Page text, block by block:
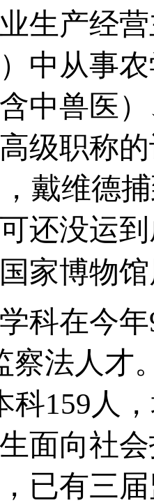
生产经
中从事
中兽医
级职称的
维德捕
还没运
家博物馆
在今年9
察法人才
科159人
面向社
已有三